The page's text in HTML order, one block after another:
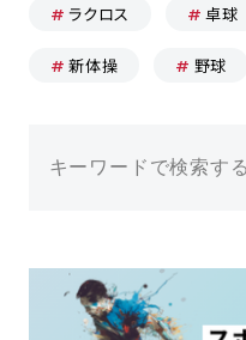
ラクロス 卓球
新体操 野球